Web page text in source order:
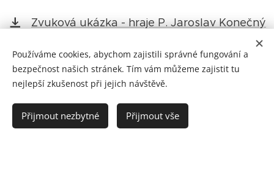
Zvuková ukázka - hraje P. Jaroslav Konečný
Vzdušnicová šalmaj (Rauschpfeife)
Používáme cookies, abychom zajistili správné fungování a
bezpečnost našich stránek. Tím vám můžeme zajistit tu
nejlepší zkušenost při jejich návštěvě.
Přijmout nezbytné Přijmout vše